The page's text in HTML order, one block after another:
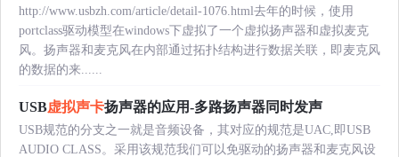
http://www.usbzh.com/article/detail-1076.html去年的时候，使用
portclass驱动模型在windows下虚拟了一个虚拟扬声器和虚拟麦克
风。扬声器和麦克风在内部通过拓扑结构进行数据关联，即麦克风
的数据的来......
USB虚拟声卡扬声器的应用-多路扬声器同时发声
USB规范的分支之一就是音频设备，其对应的规范是UAC,即USB
AUDIO CLASS。采用该规范我们可以免驱动的扬声器和麦克风设